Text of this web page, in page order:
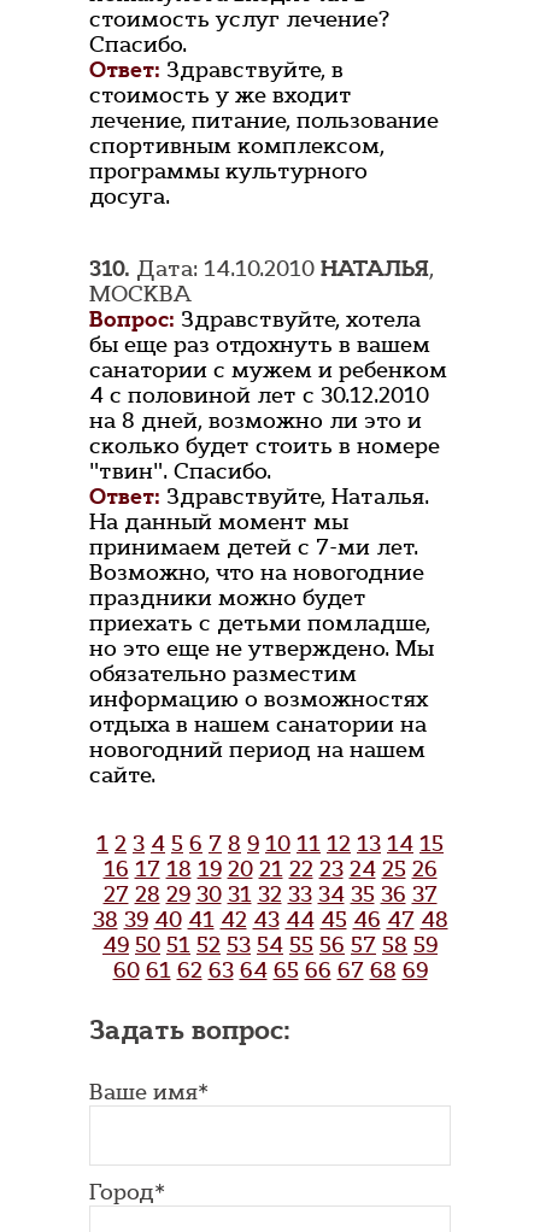
стоимость услуг лечение?
Спасибо.
Ответ: Здравствуйте, в
стоимость у же входит
лечение, питание, пользование
спортивным комплексом,
программы культурного
досуга.
310. Дата: 14.10.2010 НАТАЛЬЯ,
МОСКВА
Вопрос: Здравствуйте, хотела
бы еще раз отдохнуть в вашем
санатории с мужем и ребенком
4 с половиной лет с 30.12.2010
на 8 дней, возможно ли это и
сколько будет стоить в номере
"твин". Спасибо.
Ответ: Здравствуйте, Наталья.
На данный момент мы
принимаем детей с 7-ми лет.
Возможно, что на новогодние
праздники можно будет
приехать с детьми помладше,
но это еще не утверждено. Мы
обязательно разместим
информацию о возможностях
отдыха в нашем санатории на
новогодний период на нашем
сайте.
1 2 3 4 5 6 7 8 9 10 11 12 13 14 15
16 17 18 19 20 21 22 23 24 25 26
27 28 29 30 31 32 33 34 35 36 37
38 39 40 41 42 43 44 45 46 47 48
49 50 51 52 53 54 55 56 57 58 59
60 61 62 63 64 65 66 67 68 69
Задать вопрос:
Ваше имя*
Город*